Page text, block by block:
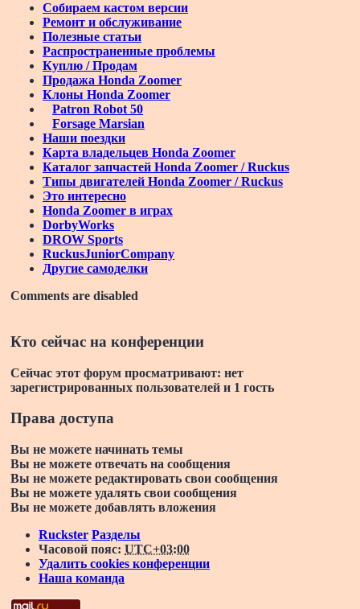
Собираем кастом версии
Ремонт и обслуживание
Полезные статьи
Распространенные проблемы
Куплю / Продам
Продажа Honda Zoomer
Клоны Honda Zoomer
Patron Robot 50
Forsage Marsian
Наши поездки
Карта владельцев Honda Zoomer
Каталог запчастей Honda Zoomer / Ruckus
Типы двигателей Honda Zoomer / Ruckus
Это интересно
Honda Zoomer в играх
DorbyWorks
DROW Sports
RuckusJuniorCompany
Другие самоделки
Comments are disabled
Кто сейчас на конференции
Сейчас этот форум просматривают: нет
зарегистрированных пользователей и 1 гость
Права доступа
Вы не можете начинать темы
Вы не можете отвечать на сообщения
Вы не можете редактировать свои сообщения
Вы не можете удалять свои сообщения
Вы не можете добавлять вложения
Ruckster Разделы
Часовой пояс: UTC+03:00
Удалить cookies конференции
Наша команда